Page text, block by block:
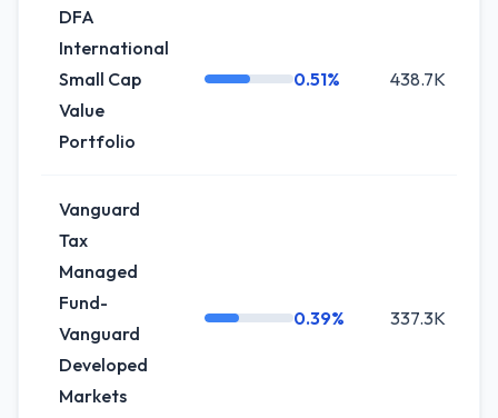
DFA
International
Small Cap
Value
Portfolio
0.51% 438.7K
Vanguard
Tax
Managed
Fund-
Vanguard
Developed
Markets
0.39% 337.3K